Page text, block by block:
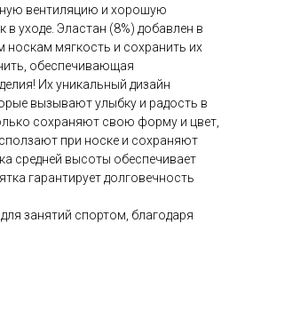
вентиляцию и хорошую
уходе. Эластан (8%) добавлен в
мягкость и сохранить их
обеспечивающая
Их уникальный дизайн
вызывают улыбку и радость в
сохраняют свою форму и цвет,
при носке и сохраняют
средней высоты обеспечивает
гарантирует долговечность
занятий спортом, благодаря